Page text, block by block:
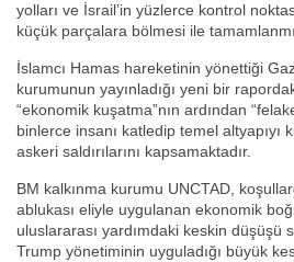
yolları ve İsrail’in yüzlerce kontrol
küçük parçalara bölmesi ile
İslamcı Hamas hareketinin yönettiği
kurumunun yayınladığı yeni bir
“ekonomik kuşatma”nın ardından
binlerce insanı katledip temel altyapıyı
askeri saldırılarını kapsamaktadır.
BM kalkınma kurumu UNCTAD,
ablukası eliyle uygulanan ekonomik
uluslararası yardımdaki keskin düşüşü
Trump yönetiminin uyguladığı büyük